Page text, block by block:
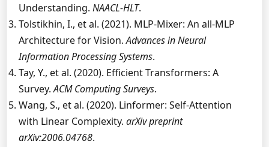
Understanding. NAACL-HLT.
Tolstikhin, I., et al. (2021). MLP-Mixer: An all-MLP
Architecture for Vision.Advances in Neural
Information Processing Systems.
Tay, Y., et al. (2020). Efficient Transformers: A
Survey.ACM Computing Surveys.
Wang, S., et al. (2020). Linformer: Self-Attention
with Linear Complexity. arXiv preprint
arXiv:2006.04768.